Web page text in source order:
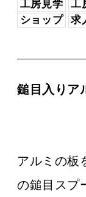
工房見学 工
ショップ
求
鎚目入りア
アルミの板
の鎚目スプ